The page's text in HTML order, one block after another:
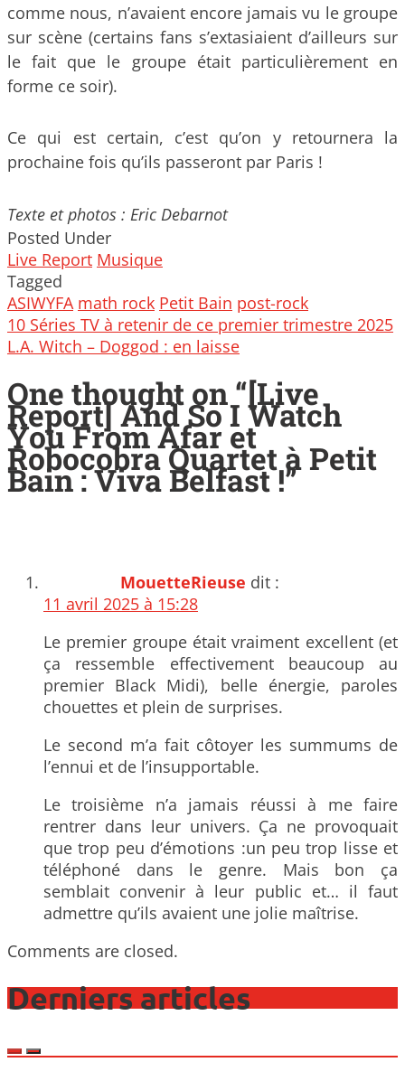
comme nous, n’avaient encore jamais vu le groupe
sur scène (certains fans s’extasiaient d’ailleurs sur
le fait que le groupe était particulièrement en
forme ce soir).
Ce qui est certain, c’est qu’on y retournera la
prochaine fois qu’ils passeront par Paris !
Texte et photos : Eric Debarnot
Posted Under
Live Report Musique
Tagged
ASIWYFA math rock Petit Bain post-rock
Post
navigation
10 Séries TV à retenir de ce premier trimestre 2025
L.A. Witch – Doggod : en laisse
One thought on “[Live
Report] And So I Watch
You From Afar et
Robocobra Quartet à Petit
Bain : Viva Belfast !”
MouetteRieuse dit :
11 avril 2025 à 15:28
Le premier groupe était vraiment excellent (et
ça ressemble effectivement beaucoup au
premier Black Midi), belle énergie, paroles
chouettes et plein de surprises.
Le second m’a fait côtoyer les summums de
l’ennui et de l’insupportable.
Le troisième n’a jamais réussi à me faire
rentrer dans leur univers. Ça ne provoquait
que trop peu d’émotions :un peu trop lisse et
téléphoné dans le genre. Mais bon ça
semblait convenir à leur public et… il faut
admettre qu’ils avaient une jolie maîtrise.
Comments are closed.
Derniers articles